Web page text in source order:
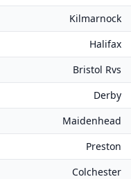
Kilmarnock
Halifax
Bristol Rvs
Derby
Maidenhead
Preston
Colchester